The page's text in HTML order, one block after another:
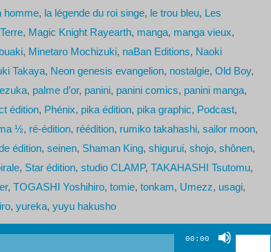
homme, la légende du roi singe, le trou bleu, Les
, Magic Knight Rayearth, manga, manga vieux,
, Minetaro Mochizuki, naBan Editions, Naoki
Takaya, Neon genesis evangelion, nostalgie, Old Boy,
, palme d’or, panini, panini comics, panini manga,
édition, Phénix, pika édition, pika graphic, Podcast,
½, ré-édition, réédition, rumiko takahashi, sailor moon,
édition, seinen, Shaman King, shigurui, shojo, shônen,
, Star édition, studio CLAMP, TAKAHASHI Tsutomu,
, TOGASHI Yoshihiro, tomie, tonkam, Umezz, usagi,
, yureka, yuyu hakusho
00:00
Utilisez